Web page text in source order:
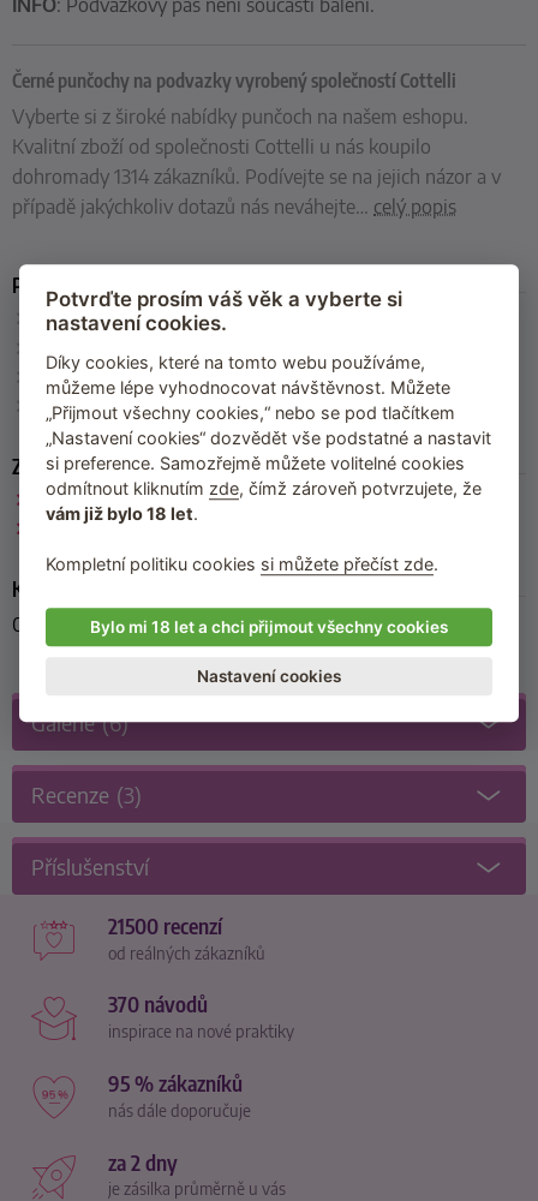
INFO: Podvazkový pás není součástí balení.
Černé punčochy na podvazky vyrobený společností Cottelli
Vyberte si z široké nabídky punčoch na našem eshopu.
Kvalitní zboží od společnosti Cottelli u nás koupilo
dohromady 1314 zákazníků. Podívejte se na jejich názor a v
případě jakýchkoliv dotazů nás neváhejte… celý popis
Parametry
Velikost:2 (S), 3 (M), 4 (L), 5 (XL)
Materiál: 95 % polyamid, 5 % elastan
Výrobce:Cottelli (Německo)
Zařazeno
Cottelli
Dámské punčochy
Kód produktu
02319080000
Galerie(6)
Recenze (3)
Příslušenství
21500 recenzí
od reálných zákazníků
370 návodů
inspirace na nové praktiky
95 % zákazníků
nás dále doporučuje
za 2 dny
je zásilka průměrně u vás
Potvrďte prosím váš věk a vyberte si
nastavení cookies.
Díky cookies, které na tomto webu používáme,
můžeme lépe vyhodnocovat návštěvnost. Můžete
„Přijmout všechny cookies,“ nebo se pod tlačítkem
„Nastavení cookies“ dozvědět vše podstatné a nastavit
si preference. Samozřejmě můžete volitelné cookies
odmítnout kliknutím zde, čímž zároveň potvrzujete, že
vám již bylo 18 let.
Kompletní politiku cookies si můžete přečíst zde.
Bylo mi 18 let a chci přijmout všechny cookies
Nastavení cookies